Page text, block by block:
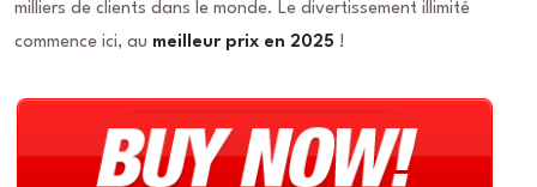
milliers de clients dans le monde. Le divertissement illimité
commence ici, au meilleur prix en 2025 !